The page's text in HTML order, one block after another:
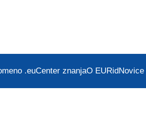
.euCenter znanjaO EURidNovice